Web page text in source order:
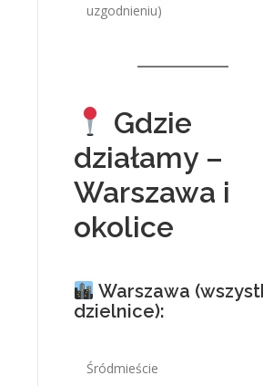
uzgodnieniu)
Gdzie
działamy –
Warszawa i
okolice
Warszawa
dzielnice):
Śródmieście